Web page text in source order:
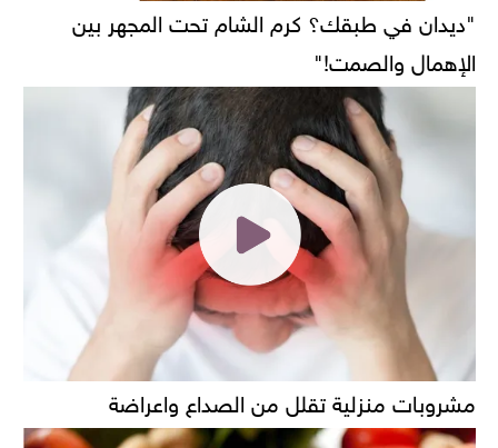
"ديدان في طبقك؟ كرم الشام تحت المجهر بين
الإهمال والصمت!"
مشروبات منزلية تقلل من الصداع واعراضة